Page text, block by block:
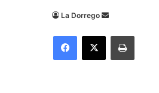
La Dorrego
Send
email
Facebook
X Imprimir